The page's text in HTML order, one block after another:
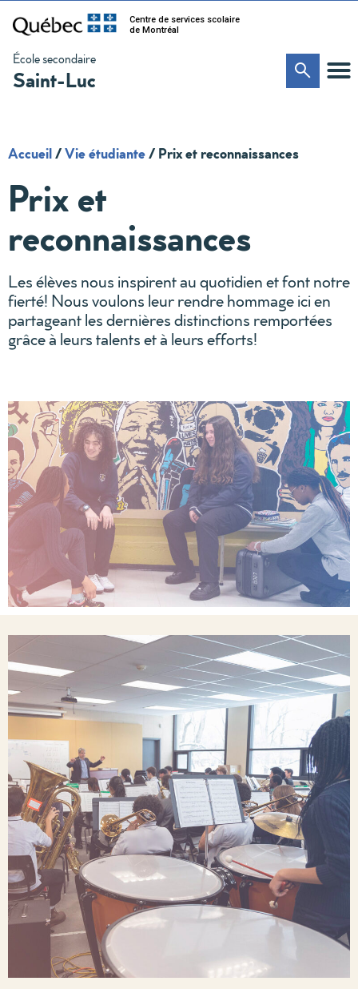
Centre de services scolaire
de Montréal
École secondaire
Saint-Luc
Accueil/Vie étudiante/Prix et reconnaissances
Prix et
reconnaissances
Les élèves nous inspirent au quotidien et font notre
fierté! Nous voulons leur rendre hommage ici en
partageant les dernières distinctions remportées
grâce à leurs talents et à leurs efforts!